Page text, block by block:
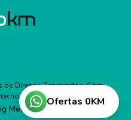
Ofertas 0KM
os Direitos Reservados. Com
Media Business